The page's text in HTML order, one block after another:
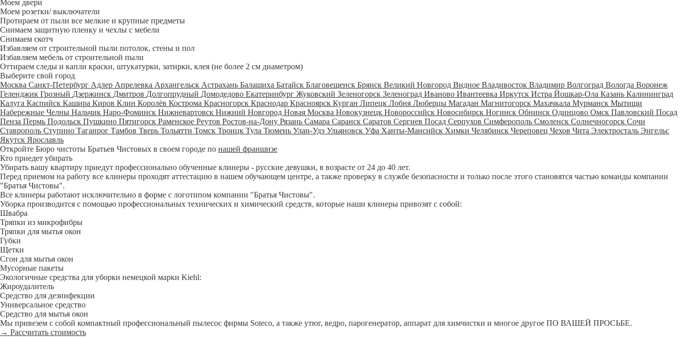
Моем двери
Моем розетки/ выключатели
Протираем от пыли все мелкие и крупные предметы
Снимаем защитную пленку и чехлы с мебели
Снимаем скотч
Избавляем от строительной пыли потолок, стены и пол
Избавляем мебель от строительной пыли
Оттираем следы и капли краски, штукатурки, затирки, клея (не более 2 см диаметром)
Выберите свой город
Москва Санкт-Петербург Адлер Апрелевка Архангельск Астрахань Балашиха Батайск Благовещенск Брянск Великий Новгород Видное Владивосток Владимир Волгоград Вологда Воронеж
Геленджик Грозный Дзержинск Дмитров Долгопрудный Домодедово Екатеринбург Жуковский Зеленогорск Зеленоград Иваново Ивантеевка Иркутск Истра Йошкар-Ола Казань Калининград
Калуга Каспийск Кашира Киров Клин Королёв Кострома Красногорск Краснодар Красноярск Курган Липецк Лобня Люберцы Магадан Магнитогорск Махачкала Мурманск Мытищи
Набережные Челны Нальчик Наро-Фоминск Нижневартовск Нижний Новгород Новая Москва Новокузнецк Новороссийск Новосибирск Ногинск Обнинск Одинцово Омск Павловский Посад
Пенза Пермь Подольск Пушкино Пятигорск Раменское Реутов Ростов-на-Дону Рязань Самара Саранск Саратов Сергиев Посад Серпухов Симферополь Смоленск Солнечногорск Сочи
Ставрополь Ступино Таганрог Тамбов Тверь Тольятти Томск Троицк Тула Тюмень Улан-Удэ Ульяновск Уфа Ханты-Мансийск Химки Челябинск Череповец Чехов Чита Электросталь Энгельс
Якутск Ярославль
Откройте Бюро чистоты Братьев Чистовых в своем городе по нашей франшизе
Кто приедет убирать
Убирать вашу квартиру приедут профессионально обученные клинеры - русские девушки, в возрасте от 24 до 40 лет.
Перед приемом на работу все клинеры проходят аттестацию в нашем обучающем центре, а также проверку в службе безопасности и только после этого становятся частью команды компании
"Братья Чистовы".
Все клинеры работают исключительно в форме с логотипом компании "Братья Чистовы".
Уборка производится с помощью профессиональных технических и химический средств, которые наши клинеры привозят с собой:
Швабра
Тряпки из микрофибры
Тряпки для мытья окон
Губки
Щетки
Сгон для мытья окон
Мусорные пакеты
Экологичные средства для уборки немецкой марки Kiehl:
Жироудалитель
Средство для дезинфекции
Универсальное средство
Средство для мытья окон
Мы привезем с собой компактный профессиональный пылесос фирмы Soteco, а также утюг, ведро, парогенератор, аппарат для химчистки и многое другое ПО ВАШЕЙ ПРОСЬБЕ.
→ Рассчитать стоимость